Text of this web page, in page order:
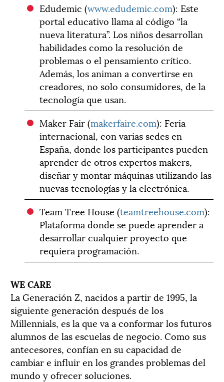
Edudemic (www.edudemic.com): Este
portal educativo llama al código “la
nueva literatura”. Los niños desarrollan
habilidades como la resolución de
problemas o el pensamiento crítico.
Además, los animan a convertirse en
creadores, no solo consumidores, de la
tecnología que usan.
Maker Fair (makerfaire.com): Feria
internacional, con varias sedes en
España, donde los participantes pueden
aprender de otros expertos makers,
diseñar y montar máquinas utilizando las
nuevas tecnologías y la electrónica.
Team Tree House (teamtreehouse.com):
Plataforma donde se puede aprender a
desarrollar cualquier proyecto que
requiera programación.
WE CARE
La Generación Z, nacidos a partir de 1995, la
siguiente generación después de los
Millennials, es la que va a conformar los futuros
alumnos de las escuelas de negocio. Como sus
antecesores, confían en su capacidad de
cambiar e influir en los grandes problemas del
mundo y ofrecer soluciones.